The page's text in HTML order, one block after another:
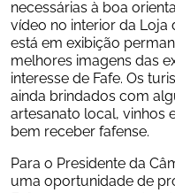
necessárias à boa
vídeo no interior da
está em exibição
melhores imagens das
interesse de Fafe. Os
ainda brindados com
artesanato local, vinhos
bem receber fafense.
Para o Presidente da
uma oportunidade de